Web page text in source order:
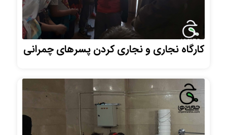
کارگاه نجاری و نجاری کردن پسرهای چمرانی